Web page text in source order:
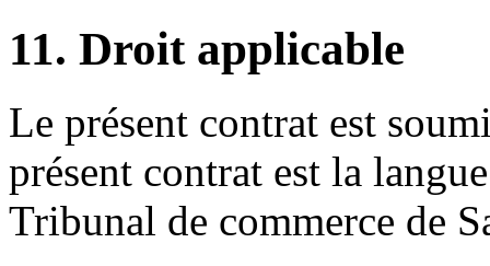
11. Droit applicable
Le présent contrat est
présent contrat est la
Tribunal de commerce de